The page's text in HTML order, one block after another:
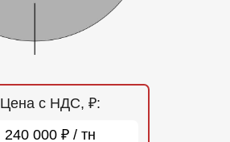
Цена с НДС, ₽:
240 000 ₽ / тн